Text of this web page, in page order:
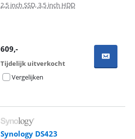
2,5 inch SSD, 3,5 inch HDD
609,-
Tijdelijk uitverkocht
Vergelijken
Synology DS423